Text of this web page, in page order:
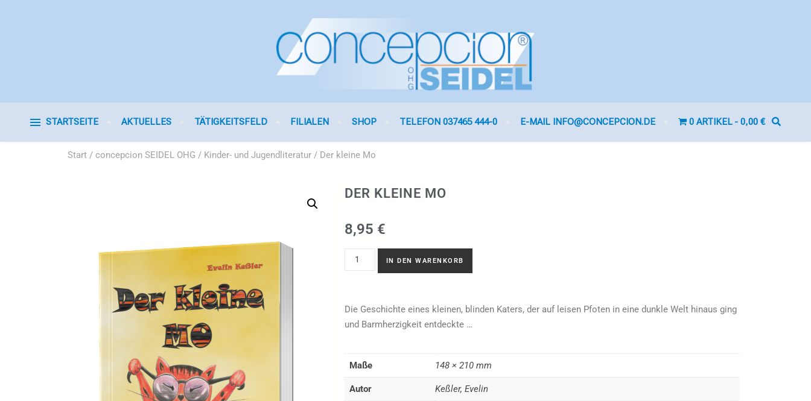
STARTSEITE AKTUELLES TÄTIGKEITSFELD FILIALEN SHOP TELEFON 037465 444-0 E-MAIL INFO@CONCEPCION.DE 0 ARTIKEL 0,00 €
Start / concepcion SEIDEL OHG / Kinder- und Jugendliteratur / Der kleine Mo
DER KLEINE MO
8,95 €
IN DEN WARENKORB
Die Geschichte eines kleinen, blinden Katers, der auf leisen Pfoten in eine dunkle Welt hinaus ging
und Barmherzigkeit entdeckte …
Maße 148 × 210 mm
Autor Keßler, Evelin